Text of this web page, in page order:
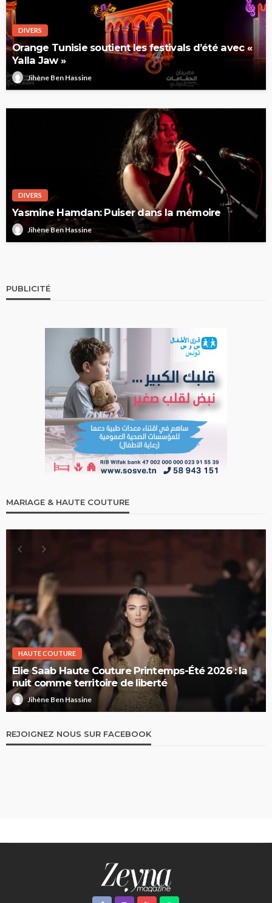
DIVERS
Orange Tunisie soutient les festivals d’été avec «
Yalla Jaw »
Jihène Ben Hassine
DIVERS
Yasmine Hamdan: Puiser dans la mémoire
Jihène Ben Hassine
PUBLICITÉ
MARIAGE & HAUTE COUTURE
HAUTE COUTURE
Elie Saab Haute Couture Printemps-Été 2026 : la
nuit comme territoire de liberté
Jihène Ben Hassine
REJOIGNEZ NOUS SUR FACEBOOK